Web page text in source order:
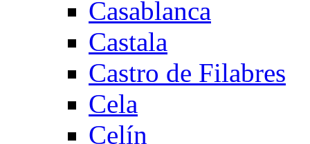
Casablanca
Castala
Castro de Filabres
Cela
Celín